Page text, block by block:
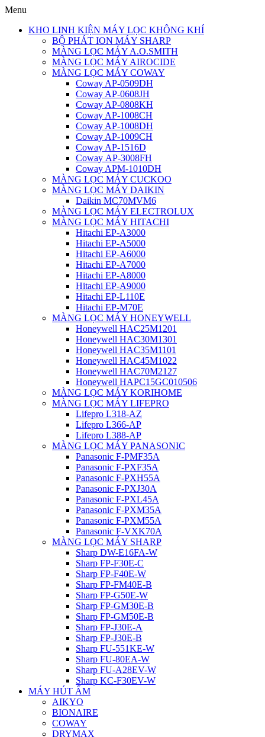
Menu
KHO LINH KIỆN MÁY LỌC KHÔNG KHÍ
BỘ PHÁT ION MÁY SHARP
MÀNG LỌC MÁY A.O.SMITH
MÀNG LỌC MÁY AIROCIDE
MÀNG LỌC MÁY COWAY
Coway AP-0509DH
Coway AP-0608JH
Coway AP-0808KH
Coway AP-1008CH
Coway AP-1008DH
Coway AP-1009CH
Coway AP-1516D
Coway AP-3008FH
Coway APM-1010DH
MÀNG LỌC MÁY CUCKOO
MÀNG LỌC MÁY DAIKIN
Daikin MC70MVM6
MÀNG LỌC MÁY ELECTROLUX
MÀNG LỌC MÁY HITACHI
Hitachi EP-A3000
Hitachi EP-A5000
Hitachi EP-A6000
Hitachi EP-A7000
Hitachi EP-A8000
Hitachi EP-A9000
Hitachi EP-L110E
Hitachi EP-M70E
MÀNG LỌC MÁY HONEYWELL
Honeywell HAC25M1201
Honeywell HAC30M1301
Honeywell HAC35M1101
Honeywell HAC45M1022
Honeywell HAC70M2127
Honeywell HAPC15GC010506
MÀNG LỌC MÁY KORIHOME
MÀNG LỌC MÁY LIFEPRO
Lifepro L318-AZ
Lifepro L366-AP
Lifepro L388-AP
MÀNG LỌC MÁY PANASONIC
Panasonic F-PMF35A
Panasonic F-PXF35A
Panasonic F-PXH55A
Panasonic F-PXJ30A
Panasonic F-PXL45A
Panasonic F-PXM35A
Panasonic F-PXM55A
Panasonic F-VXK70A
MÀNG LỌC MÁY SHARP
Sharp DW-E16FA-W
Sharp FP-F30E-C
Sharp FP-F40E-W
Sharp FP-FM40E-B
Sharp FP-G50E-W
Sharp FP-GM30E-B
Sharp FP-GM50E-B
Sharp FP-J30E-A
Sharp FP-J30E-B
Sharp FU-551KE-W
Sharp FU-80EA-W
Sharp FU-A28EV-W
Sharp KC-F30EV-W
MÁY HÚT ẨM
AIKYO
BIONAIRE
COWAY
DRYMAX